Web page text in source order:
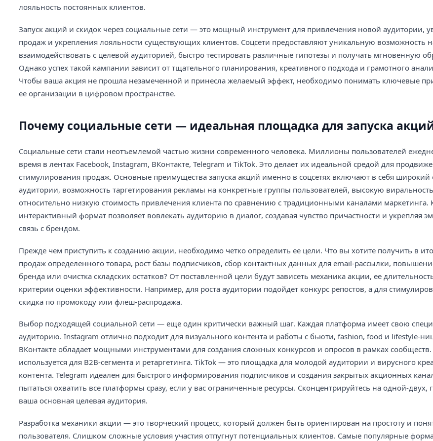
лояльность постоянных клиентов.
Запуск акций и скидок через социальные сети — это мощный инструмент для привлечения новой аудитории,
продаж и укрепления лояльности существующих клиентов. Соцсети предоставляют уникальную возможность
взаимодействовать с целевой аудиторией, быстро тестировать различные гипотезы и получать мгновенную
Однако успех такой кампании зависит от тщательного планирования, креативного подхода и грамотного
Чтобы ваша акция не прошла незамеченной и принесла желаемый эффект, необходимо понимать ключевые
ее организации в цифровом пространстве.
Почему социальные сети — идеальная площадка для запуска
Социальные сети стали неотъемлемой частью жизни современного человека. Миллионы пользователей
время в лентах Facebook, Instagram, ВКонтакте, Telegram и TikTok. Это делает их идеальной средой для
стимулирования продаж. Основные преимущества запуска акций именно в соцсетях включают в себя широкий
аудитории, возможность таргетирования рекламы на конкретные группы пользователей, высокую
относительно низкую стоимость привлечения клиента по сравнению с традиционными каналами маркетинга.
интерактивный формат позволяет вовлекать аудиторию в диалог, создавая чувство причастности и укрепляя
связь с брендом.
Прежде чем приступить к созданию акции, необходимо четко определить ее цели. Что вы хотите получить в
продаж определенного товара, рост базы подписчиков, сбор контактных данных для email-рассылки,
бренда или очистка складских остатков? От поставленной цели будут зависеть механика акции, ее
критерии оценки эффективности. Например, для роста аудитории подойдет конкурс репостов, а для
скидка по промокоду или флеш-распродажа.
Выбор подходящей социальной сети — еще один критически важный шаг. Каждая платформа имеет свою
аудиторию. Instagram отлично подходит для визуального контента и работы с бьюти, fashion, food и lifestyle-
ВКонтакте обладает мощными инструментами для создания сложных конкурсов и опросов в рамках сообществ.
используется для B2B-сегмента и ретаргетинга. TikTok — это площадка для молодой аудитории и вирусного
контента. Telegram идеален для быстрого информирования подписчиков и создания закрытых акционных
пытаться охватить все платформы сразу, если у вас ограниченные ресурсы. Сконцентрируйтесь на одной-двух,
ваша основная целевая аудитория.
Разработка механики акции — это творческий процесс, который должен быть ориентирован на простоту и
пользователя. Слишком сложные условия участия отпугнут потенциальных клиентов. Самые популярные